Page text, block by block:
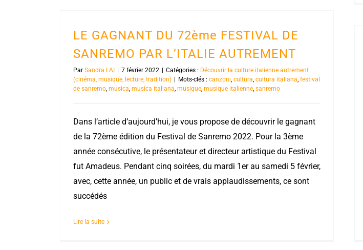
LE GAGNANT DU 72ème FESTIVAL DE
SANREMO PAR L’ITALIE AUTREMENT
Par Sandra LAI 7 février 2022 Catégories : Découvrir la culture italienne autrement
(cinéma, musique, lecture, tradition)
Mots-clés : canzoni, cultura, cultura italiana, festival
de sanremo, musica, musica italiana, musique, musique italienne, sanremo
Dans l’article d’aujourd’hui, je vous propose de découvrir le gagnant
de la 72ème édition du Festival de Sanremo 2022. Pour la 3ème
année consécutive, le présentateur et directeur artistique du Festival
fut Amadeus. Pendant cinq soirées, du mardi 1er au samedi 5 février,
avec, cette année, un public et de vrais applaudissements, ce sont
succédés
Lire la suite